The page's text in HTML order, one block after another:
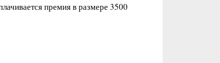
премия в размере 3500